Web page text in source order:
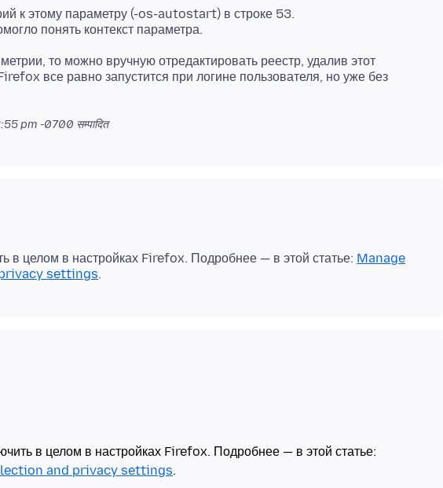
к этому параметру (-os-autostart) в строке 53.
то можно вручную отредактировать реестр, удалив этот
все равно запустится при логине пользователя, но уже без
pm -0700 सम्पादित
в целом в настройках Firefox. Подробнее — в этой статье: Manage
settings
в целом в настройках Firefox. Подробнее — в этой статье:
and privacy settings